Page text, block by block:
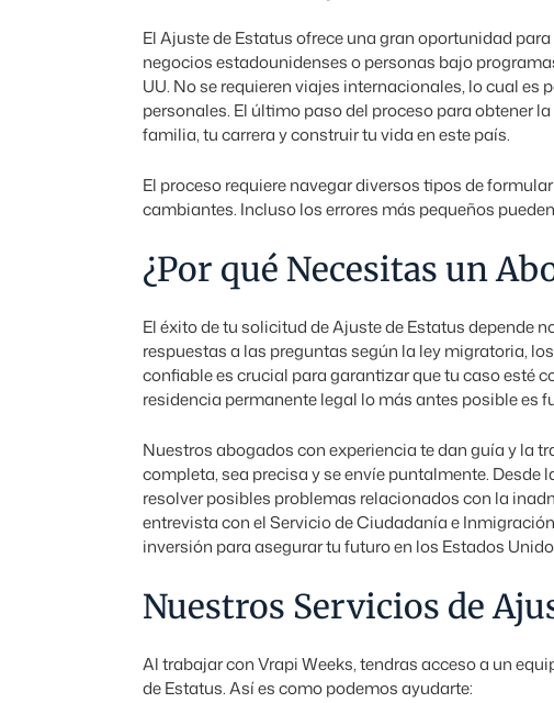
El Ajuste de Estatus ofrece una gran oportunidad
negocios estadounidenses o personas bajo
UU. No se requieren viajes internacionales, lo cual
personales. El último paso del proceso para obtener
familia, tu carrera y construir tu vida en este país.
El proceso requiere navegar diversos tipos de
cambiantes. Incluso los errores más pequeños
¿Por qué Necesitas un
El éxito de tu solicitud de Ajuste de Estatus depende
respuestas a las preguntas según la ley migratoria,
confiable es crucial para garantizar que tu caso esté
residencia permanente legal lo más antes posible es
Nuestros abogados con experiencia te dan guía y la
completa, sea precisa y se envíe puntalmente.
resolver posibles problemas relacionados con la
entrevista con el Servicio de Ciudadanía e
inversión para asegurar tu futuro en los Estados
Nuestros Servicios de
Al trabajar con Vrapi Weeks, tendras acceso a un
de Estatus. Así es como podemos ayudarte: